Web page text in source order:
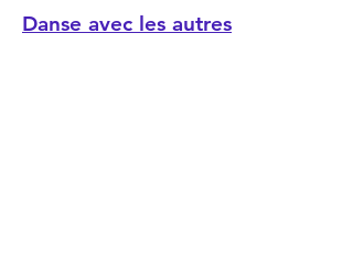
Danse avec les autres